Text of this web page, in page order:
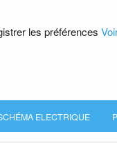
les préférences
ELECTRIQUE